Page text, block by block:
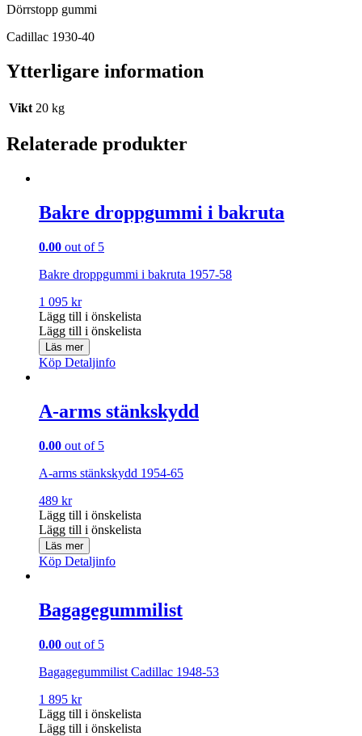
Dörrstopp gummi
Cadillac 1930-40
Ytterligare information
Vikt 20 kg
Relaterade produkter
Bakre droppgummi i bakruta
0.00 out of 5
Bakre droppgummi i bakruta 1957-58
1 095 kr
Lägg till i önskelista
Lägg till i önskelista
Läs mer
Köp Detaljinfo
A-arms stänkskydd
0.00 out of 5
A-arms stänkskydd 1954-65
489 kr
Lägg till i önskelista
Lägg till i önskelista
Läs mer
Köp Detaljinfo
Bagagegummilist
0.00 out of 5
Bagagegummilist Cadillac 1948-53
1 895 kr
Lägg till i önskelista
Lägg till i önskelista